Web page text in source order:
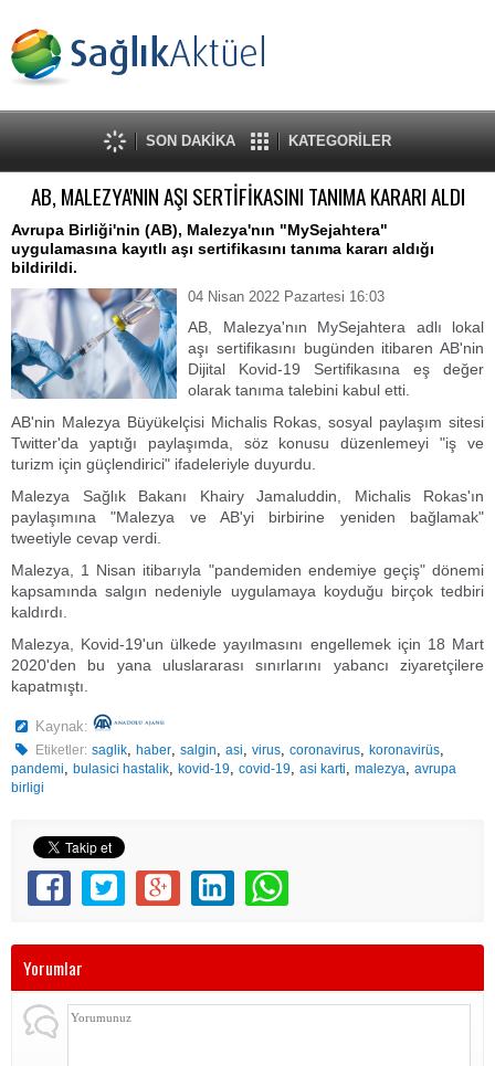
SON DAKİKA KATEGORİLER
AB, MALEZYA'NIN AŞI SERTİFİKASINI TANIMA KARARI ALDI
Avrupa Birliği'nin (AB), Malezya'nın "MySejahtera"
uygulamasına kayıtlı aşı sertifikasını tanıma kararı aldığı
bildirildi.
04 Nisan 2022 Pazartesi 16:03
AB, Malezya'nın MySejahtera adlı lokal
aşı sertifikasını bugünden itibaren AB'nin
Dijital Kovid-19 Sertifikasına eş değer
olarak tanıma talebini kabul etti.
AB'nin Malezya Büyükelçisi Michalis Rokas, sosyal paylaşım sitesi
Twitter'da yaptığı paylaşımda, söz konusu düzenlemeyi "iş ve
turizm için güçlendirici" ifadeleriyle duyurdu.
Malezya Sağlık Bakanı Khairy Jamaluddin, Michalis Rokas'ın
paylaşımına "Malezya ve AB'yi birbirine yeniden bağlamak"
tweetiyle cevap verdi.
Malezya, 1 Nisan itibarıyla "pandemiden endemiye geçiş" dönemi
kapsamında salgın nedeniyle uygulamaya koyduğu birçok tedbiri
kaldırdı.
Malezya, Kovid-19'un ülkede yayılmasını engellemek için 18 Mart
2020'den bu yana uluslararası sınırlarını yabancı ziyaretçilere
kapatmıştı.
Kaynak:
Etiketler: saglik,haber,salgin,asi,virus,coronavirus,koronavirüs,
pandemi, bulasici hastalik, kovid-19, covid-19, asi karti, malezya, avrupa
birligi
Yorumlar